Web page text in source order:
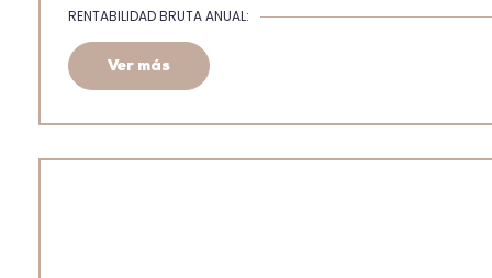
RENTABILIDAD BRUTA ANUAL:
Ver más